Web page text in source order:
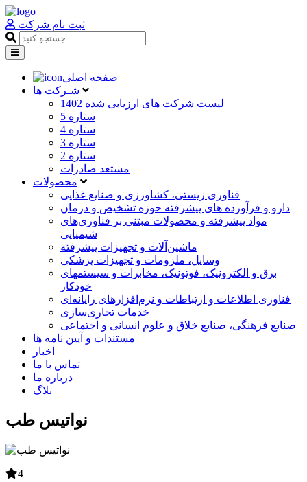
ثبت نام شرکت
صفحه اصلی
شـرکت ها
لیست شرکت های ارزیابی شده 1402
5 ستاره
4 ستاره
3 ستاره
2 ستاره
مستعد صادرات
محصولات
فناوری زیستی، کشاورزی و صنایع غذایی
دارو و فرآورده های پیشرفته حوزه تشخیص و درمان
مواد پیشرفته و محصولات مبتنی بر فناوری‌های
شیمیایی
ماشین‌آلات و تجهیزات پیشرفته
وسایل، ملزومات و تجهیزات پزشکی
برق و الکترونیک، فوتونیک، مخابرات و سیستمهای
خودکار
فناوری اطلاعات و ارتباطات و نرم‌افزارهای رایانه‌ای
خدمات تجاری‌سازی
صنایع فرهنگی، صنایع خلاق و علوم انسانی و اجتماعی
مستندات و آیین نامه ها
اخبار
تماس با ما
درباره ما
بلاگ
نواتیس طب
4